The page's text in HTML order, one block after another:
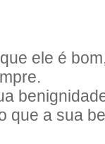
ele é
que a sua